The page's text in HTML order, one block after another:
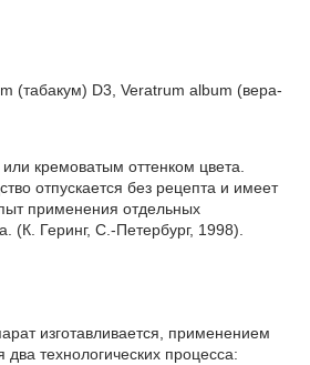
(та­ба­кум) D3, Veratrum album (ве­ра­
кремоватым оттенком цвета.
отпускается без рецепта и имеет
применения отдельных
Геринг, С.-Петербург, 1998).
изготавливается, применением
технологических процесса: